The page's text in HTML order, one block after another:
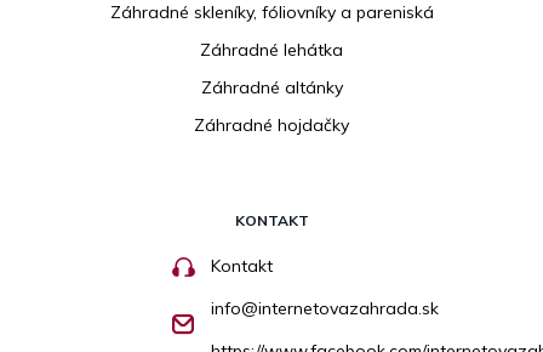
Záhradné skleníky, fóliovníky a pareniská
Záhradné lehátka
Záhradné altánky
Záhradné hojdačky
KONTAKT
Kontakt
info@internetovazahrada.sk